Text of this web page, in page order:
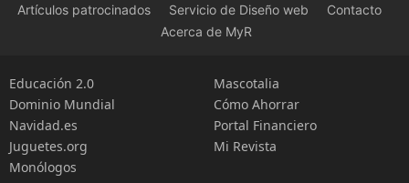
Artículos patrocinados Servicio de Diseño web
Contacto
Acerca de MyR
Educación 2.0
Dominio Mundial
Navidad.es
Juguetes.org
Monólogos
Mascotalia
Cómo Ahorrar
Portal Financiero
Mi Revista